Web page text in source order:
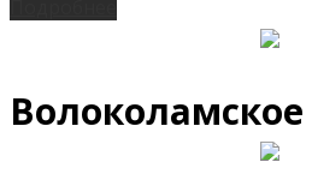
Волоколамское